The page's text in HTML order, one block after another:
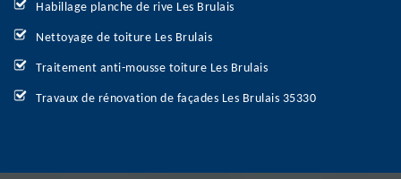
Habillage planche de rive Les Brulais
Nettoyage de toiture Les Brulais
Traitement anti-mousse toiture Les Brulais
Travaux de rénovation de façades Les Brulais 35330